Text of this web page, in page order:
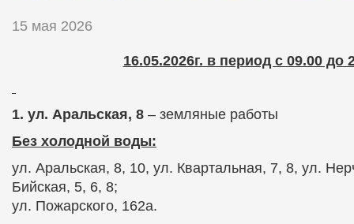
15 мая 2026
16.05.2026г. в период с 09.00 до
1. ул. Аральская, 8 – земляные работы
Без холодной воды:
ул. Аральская, 8, 10, ул. Квартальная, 7, 8, ул.
Бийская, 5, 6, 8;
ул. Пожарского, 162а.